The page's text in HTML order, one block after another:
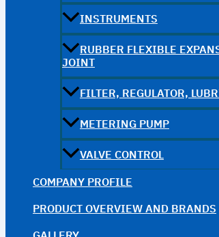
INSTRUMENTS
RUBBER FLEXIBLE
JOINT
FILTER, REGULATOR,
METERING PUMP
VALVE CONTROL
COMPANY PROFILE
PRODUCT OVERVIEW AND BRANDS